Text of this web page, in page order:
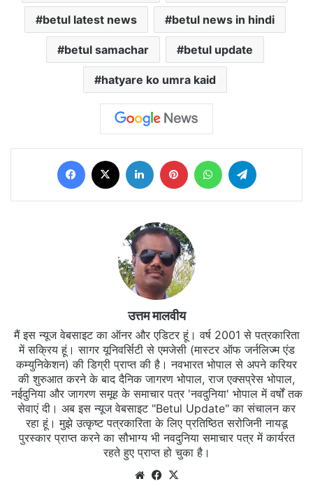
betul latest news betul news in hindi
betul samachar betul update
hatyare ko umra kaid
Facebook LinkedIn PinterestWhatsApp
उत्तम मालवीय
मैं इस न्यूज वेबसाइट का ऑनर और एडिटर हूं। वर्ष 2001 से पत्रकारिता
में सक्रिय हूं। सागर यूनिवर्सिटी से एमजेसी (मास्टर ऑफ जर्नलिज्म एंड
कम्युनिकेशन) की डिग्री प्राप्त की है। नवभारत भोपाल से अपने करियर
की शुरुआत करने के बाद दैनिक जागरण भोपाल, राज एक्सप्रेस भोपाल,
नईदुनिया और जागरण समूह के समाचार पत्र 'नवदुनिया' भोपाल में वर्षों तक
सेवाएं दी। अब इस न्यूज वेबसाइट "Betul Update" का संचालन कर
रहा हूं। मुझे उत्कृष्ट पत्रकारिता के लिए प्रतिष्ठित सरोजिनी नायडू
पुरस्कार प्राप्त करने का सौभाग्य भी नवदुनिया समाचार पत्र में कार्यरत
रहते हुए प्राप्त हो चुका है।
WebsiteFacebook